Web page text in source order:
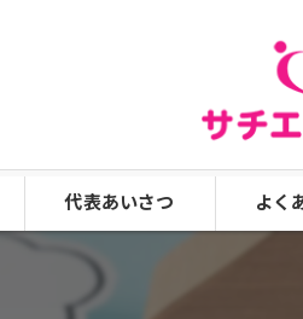
代表あいさつ よく